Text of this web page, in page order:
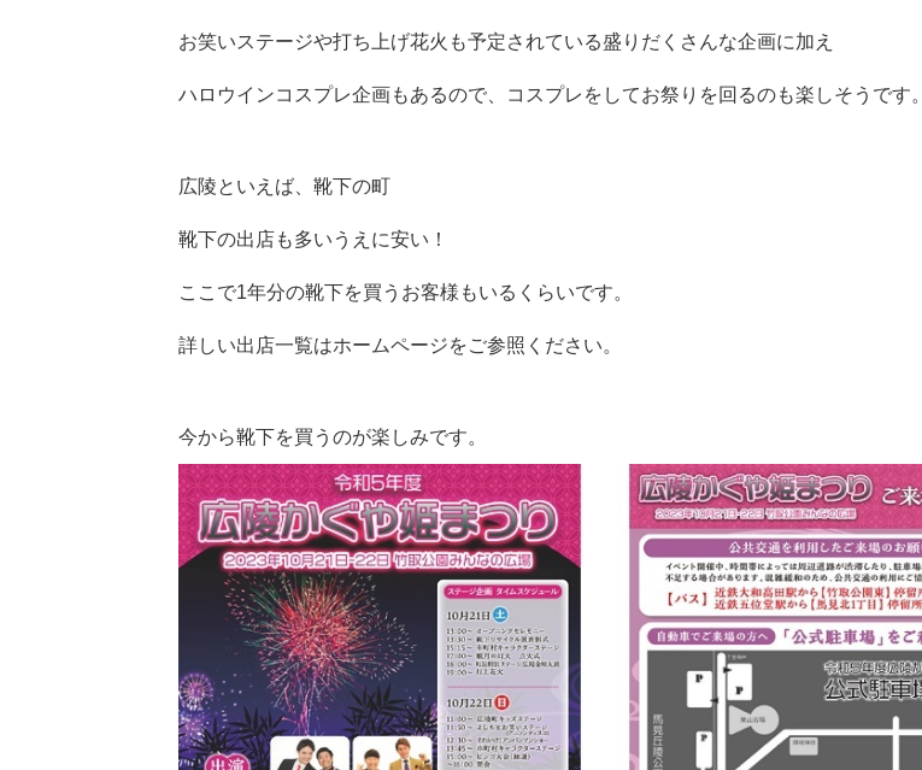
お笑いステージや打ち上げ花火も予定されている盛りだくさんな企画に加え
ハロウインコスプレ企画もあるので、コスプレをしてお祭りを回るのも楽しそうです。
広陵といえば、靴下の町
靴下の出店も多いうえに安い！
ここで1年分の靴下を買うお客様もいるくらいです。
詳しい出店一覧はホームページをご参照ください。
今から靴下を買うのが楽しみです。